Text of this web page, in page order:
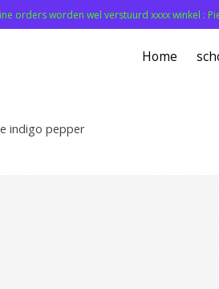
orders worden wel verstuurd xxxx winkel :
Home
indigo pepper